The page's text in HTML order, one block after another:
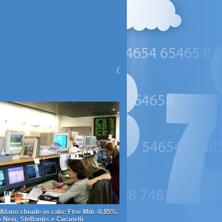
chiude in calo: Ftse Mib -0,85%.
Nexi, Stellantis e Cucinelli